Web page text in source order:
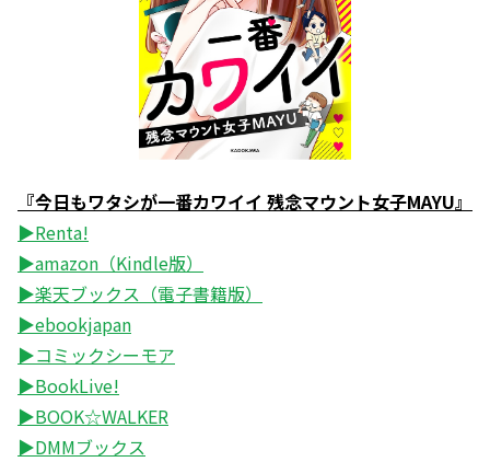
『今日もワタシが一番カワイイ 残念マウント女子MAYU』
▶Renta!
▶amazon（Kindle版）
▶楽天ブックス（電子書籍版）
▶ebookjapan
▶コミックシーモア
▶BookLive!
▶BOOK☆WALKER
▶DMMブックス